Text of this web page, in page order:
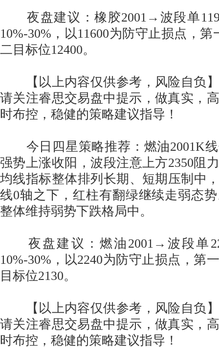
夜盘建议：橡胶2001→波段单
10%-30%，以11600为防守止损点，第
二目标位12400。
【以上内容仅供参考，风险自负】
请关注睿思交易盘中提示，做真实，
时布控，稳健的策略建议指导！
今日四星策略推荐：燃油2001K线
强势上涨收阳，波段注意上方2350阻
均线指标整体排列长期、短期压制中
线0轴之下，红柱有翻绿继续走弱态
整体维持弱势下跌格局中。
夜盘建议：燃油2001→波段单
10%-30%，以2240为防守止损点，第
目标位2130。
【以上内容仅供参考，风险自负】
请关注睿思交易盘中提示，做真实，
时布控，稳健的策略建议指导！